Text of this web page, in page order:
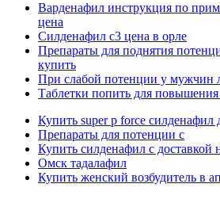
Варденафил инструкция по
цена
Силденафил с3 цена в орле
Препараты для поднятия
купить
При слабой потенции у мужчин
Таблетки попить для
Купить super p force силденафил
Препараты для потенции с
Купить силденафил с доставкой
Омск тадалафил
Купить женский возбудитель в